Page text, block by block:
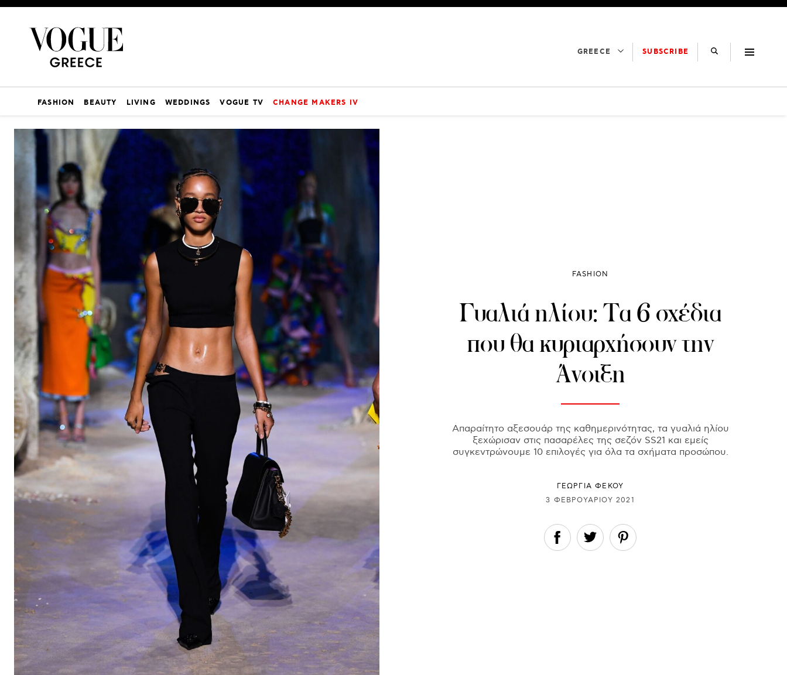
GREECE SUBSCRIBE
FASHION BEAUTY LIVING WEDDINGS VOGUE TV CHANGE MAKERS IV
FASHION
Γυαλιά ηλίου: Τα 6 σχέδια
που θα κυριαρχήσουν την
Άνοιξη
Απαραίτητο αξεσουάρ της καθημερινότητας, τα γυαλιά ηλίου
ξεχώρισαν στις πασαρέλες της σεζόν SS21 και εμείς
συγκεντρώνουμε 10 επιλογές για όλα τα σχήματα προσώπου.
ΓΕΩΡΓΙΑ ΦΕΚΟΥ
3 ΦΕΒΡΟΥΑΡΊΟΥ 2021